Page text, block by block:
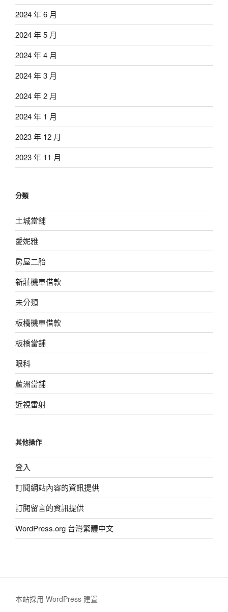
2024 年 6 月
2024 年 5 月
2024 年 4 月
2024 年 3 月
2024 年 2 月
2024 年 1 月
2023 年 12 月
2023 年 11 月
分類
土城當舖
愛妮雅
房屋二胎
新莊機車借款
未分類
板橋機車借款
板橋當舖
眼科
蘆洲當舖
近視雷射
其他操作
登入
訂閱網站內容的資訊提供
訂閱留言的資訊提供
WordPress.org 台灣繁體中文
本站採用 WordPress 建置